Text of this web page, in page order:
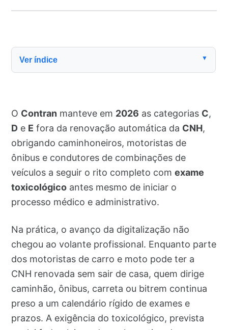
Ver índice ▼
O Contran manteve em 2026 as categorias C,
D e E fora da renovação automática da CNH,
obrigando caminhoneiros, motoristas de
ônibus e condutores de combinações de
veículos a seguir o rito completo comexame
toxicológico antes mesmo de iniciar o
processo médico e administrativo.
Na prática, o avanço da digitalização não
chegou ao volante profissional. Enquanto parte
dos motoristas de carro e moto pode ter a
CNH renovada sem sair de casa, quem dirige
caminhão, ônibus, carreta ou bitrem continua
preso a um calendário rígido de exames e
prazos. A exigência do toxicológico, prevista